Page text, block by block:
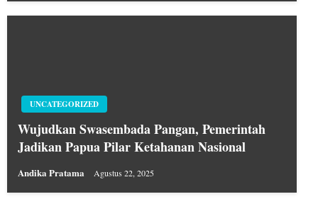
UNCATEGORIZED
Wujudkan Swasembada Pangan, Pemerintah
Jadikan Papua Pilar Ketahanan Nasional
Andika Pratama Agustus 22, 2025